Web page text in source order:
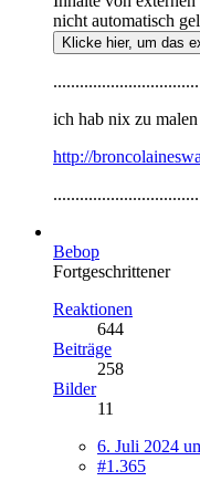
nicht automatisch
Klicke hier, um das
.................................
ich hab nix zu
http://
.................................
Bebop
Fortgeschrittener
Reaktionen
644
Beiträge
258
Bilder
11
6. Juli 2024
#1.365